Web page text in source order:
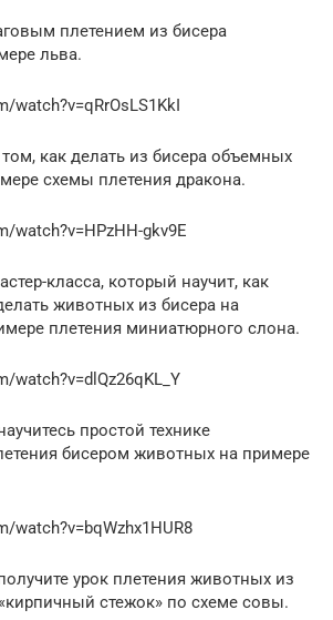
плетением из бисера
льва.
watch?v=qRrOsLS1KkI
как делать из бисера объемных
схемы плетения дракона.
watch?v=HPzHH-gkv9E
класса, который научит, как
животных из бисера на
плетения миниатюрного слона.
watch?v=dlQz26qKL_Y
простой технике
бисером животных на примере
watch?v=bqWzhx1HUR8
урок плетения животных из
стежок» по схеме совы.